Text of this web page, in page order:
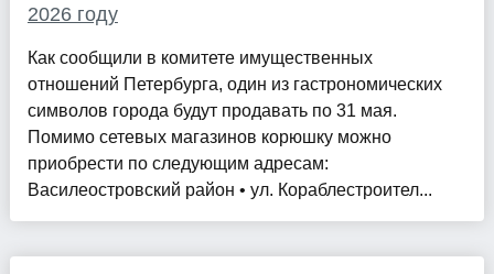
2026 году
Как сообщили в комитете имущественных
отношений Петербурга, один из гастрономических
символов города будут продавать по 31 мая.
Помимо сетевых магазинов корюшку можно
приобрести по следующим адресам:
Василеостровский район • ул. Кораблестроител...